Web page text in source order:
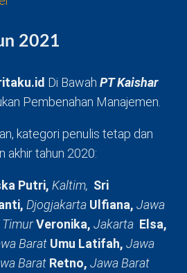
2021
Di Bawah PT Kaishar
Pembenahan Manajemen.
kategori penulis tetap dan
akhir tahun 2020:
Putri, Kaltim, Sri
Djogjakarta Ulfiana, Jawa
Veronika, Jakarta Elsa,
Barat Umu Latifah, Jawa
Barat Retno, Jawa Barat